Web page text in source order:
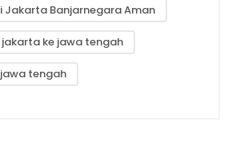
Jakarta Banjarnegara Aman
jakarta ke jawa tengah
tengah